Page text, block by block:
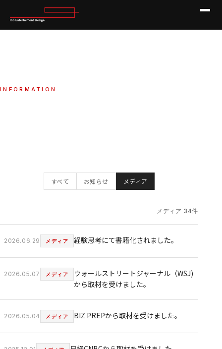
INFORMATION
すべて お知らせ メディア
メディア 34件
2026.06.29 メディア 経験思考にて書籍化されました。
2026.05.07 メディア
ウォールストリートジャーナル（WSJ)
から取材を受けました。
2026.05.04 メディア BIZ PREPから取材を受けました。